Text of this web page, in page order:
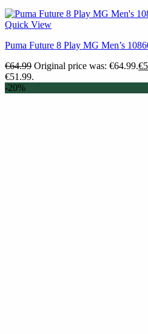
Quick View
Puma Future 8 Play MG Men’s
€64.99 Original price was: €64.99.€
€51.99.
-20%